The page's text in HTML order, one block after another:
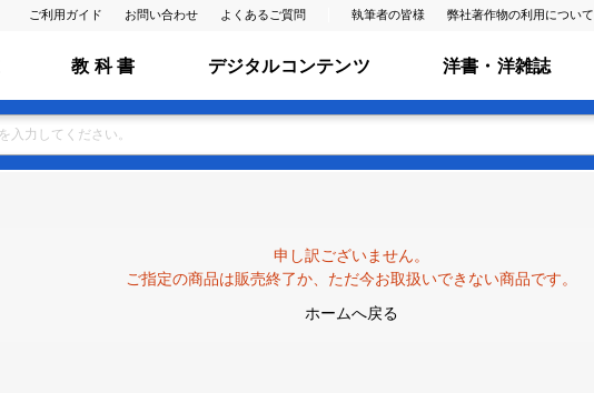
ご利用ガイド お問い合わせ よくあるご質問 執筆者の皆様 弊社著作物の利用について
教 科 書 デジタルコンテンツ 洋書・洋雑誌
申し訳ございません。
ご指定の商品は販売終了か、ただ今お取扱いできない商品です。
ホームへ戻る